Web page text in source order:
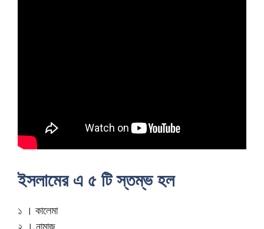
ইসলামের এ ৫ টি স্তম্ভ হল
১ । কালেমা
২ । নামাজ